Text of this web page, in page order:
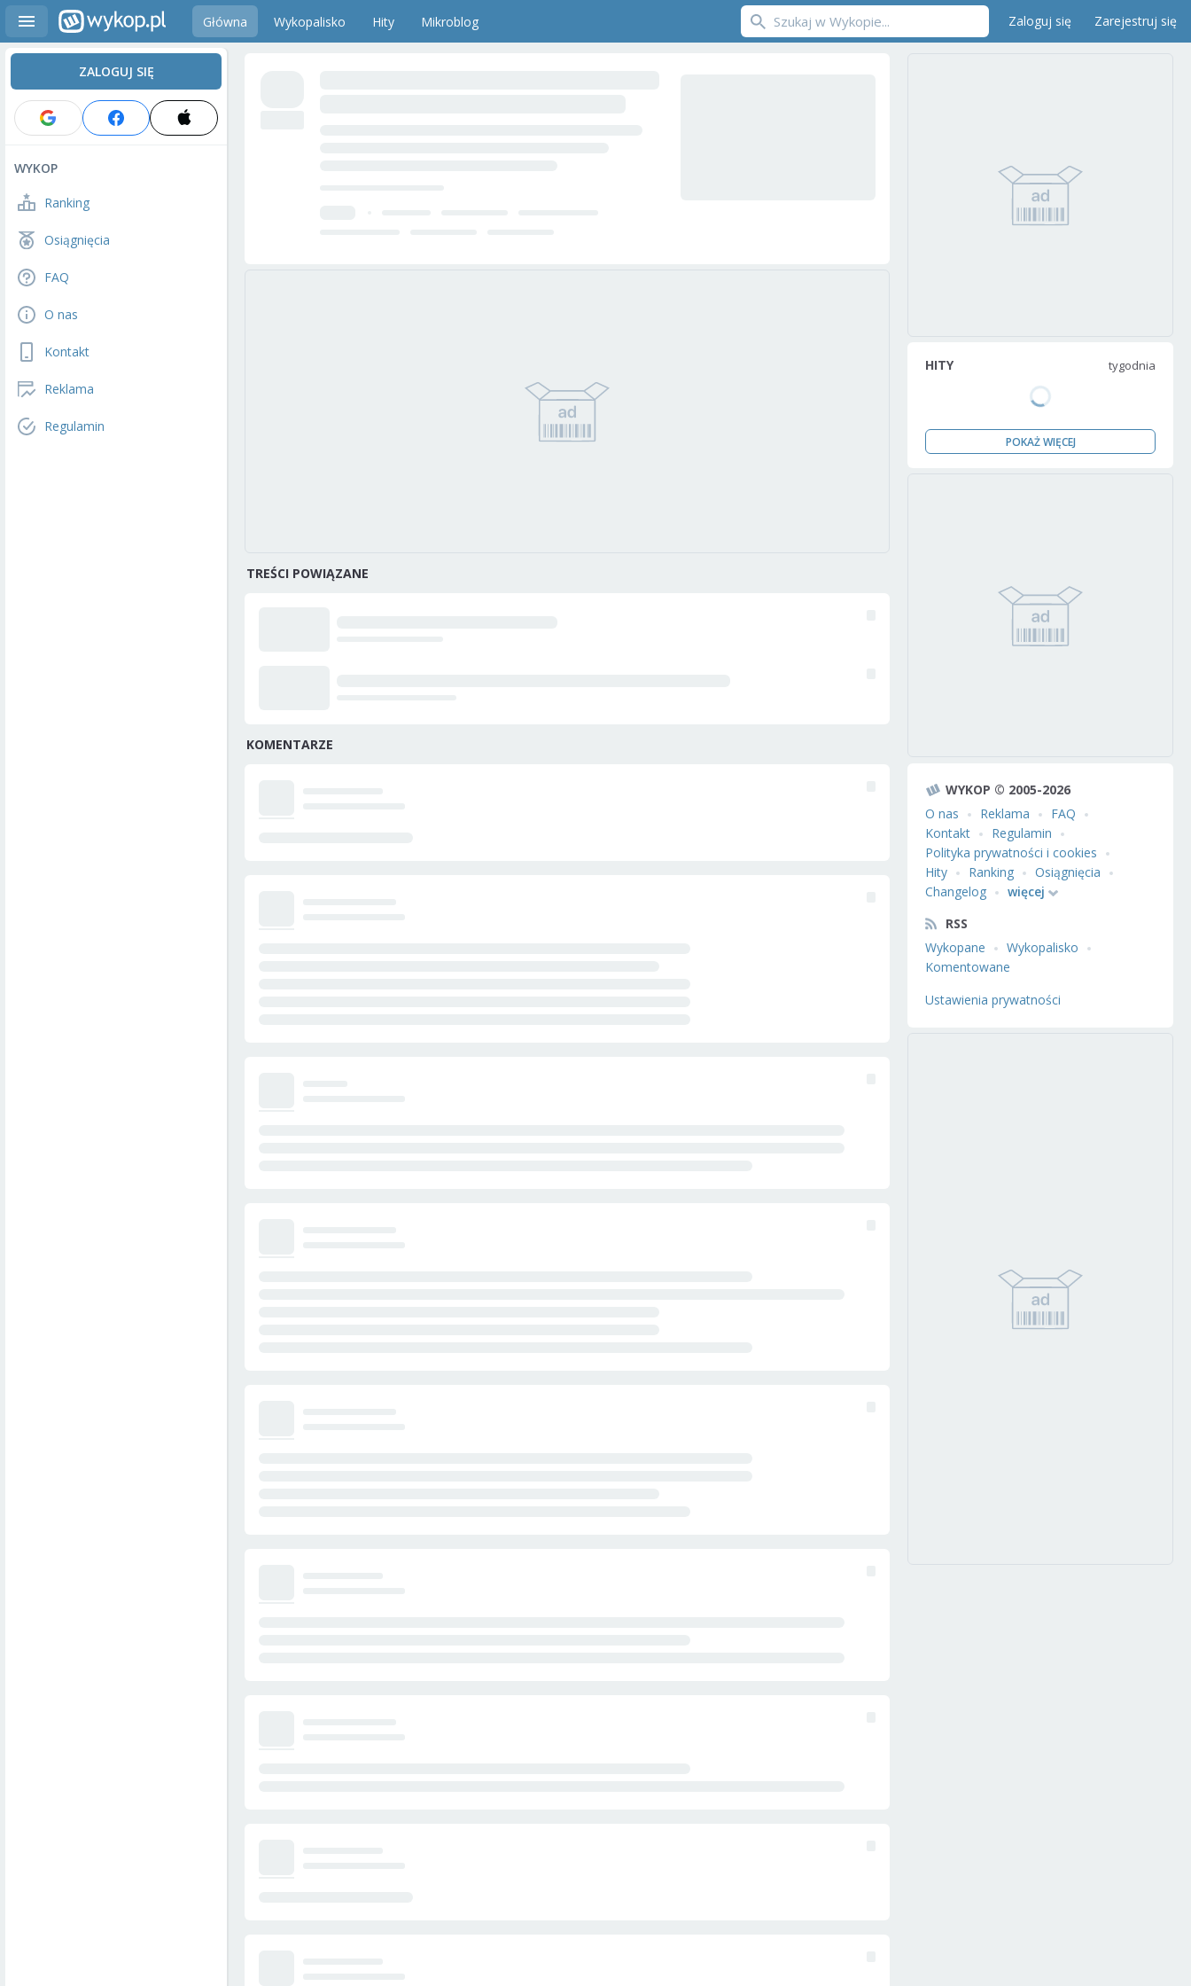
Główna Wykopalisko Hity Mikroblog Zaloguj się Zarejestruj się
ZALOGUJ SIĘ
WYKOP
Ranking
Osiągnięcia
FAQ
O nas
Kontakt
Reklama
Regulamin
TREŚCI POWIĄZANE
KOMENTARZE
HITY tygodnia
POKAŻ WIĘCEJ
WYKOP © 2005-2026
O nas
Reklama
FAQ
Kontakt
Regulamin
Polityka prywatności i cookies
Hity
Ranking
Osiągnięcia
Changelog
więcej
RSS
Wykopane
Wykopalisko
Komentowane
Ustawienia prywatności